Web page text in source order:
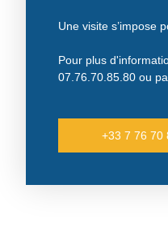
Une visite s’impose
Pour plus
07.76.70.85.80 ou
+33 7 76 70